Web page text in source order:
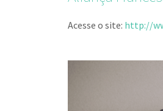
Acesse o site: http://